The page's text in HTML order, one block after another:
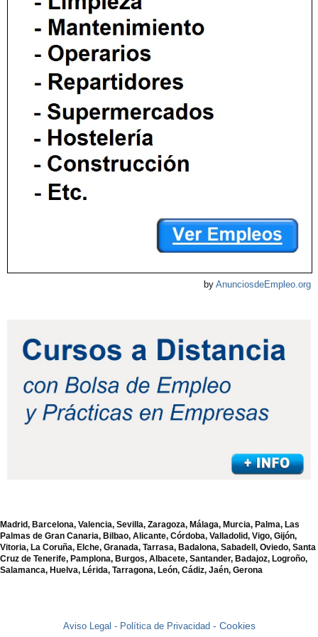
by AnunciosdeEmpleo.org
Madrid, Barcelona, Valencia, Sevilla, Zaragoza, Málaga, Murcia, Palma, Las
Palmas de Gran Canaria, Bilbao, Alicante, Córdoba, Valladolid, Vigo, Gijón,
Vitoria, La Coruña, Elche, Granada, Tarrasa, Badalona, Sabadell, Oviedo, Santa
Cruz de Tenerife, Pamplona, Burgos, Albacete, Santander, Badajoz, Logroño,
Salamanca, Huelva, Lérida, Tarragona, León, Cádiz, Jaén, Gerona
Aviso Legal - Política de Privacidad - Cookies